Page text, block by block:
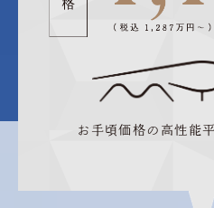
お手頃価格の高性能